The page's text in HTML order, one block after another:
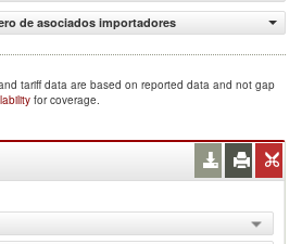
de asociados importadores
tariff data are based on reported data and not gap
for coverage.